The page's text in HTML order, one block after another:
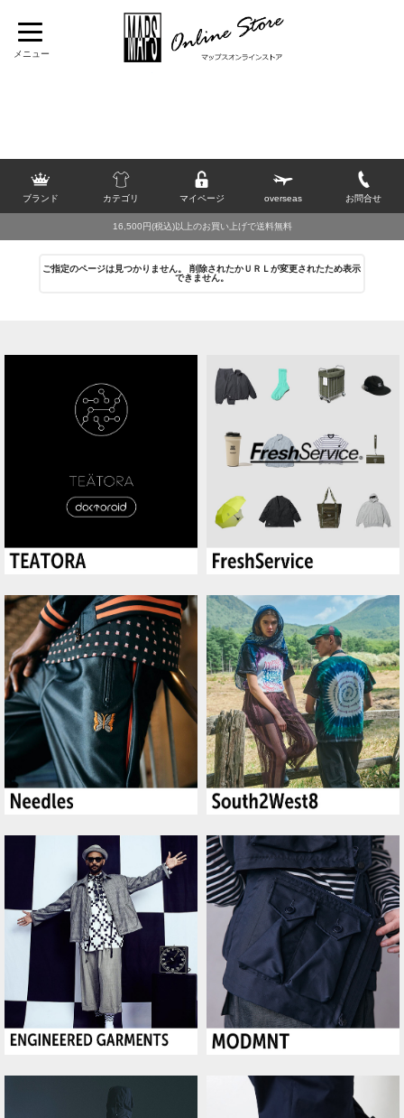
トップス カットソー・Tシャツ(半袖)
[J] > トップス
ブランド カテゴリ マイページ overseas お問合せ
16,500円(税込)以上のお買い上げで送料無料
ご指定のページは見つかりません。 削除されたかＵＲＬが変更されたため表示
できません。